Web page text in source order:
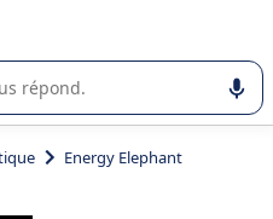
ou la sélection de
Energy Elephant